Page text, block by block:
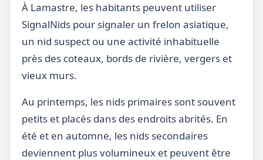
À Lamastre, les habitants peuvent utiliser
SignalNids pour signaler un frelon asiatique,
un nid suspect ou une activité inhabituelle
près des coteaux, bords de rivière, vergers et
vieux murs.
Au printemps, les nids primaires sont souvent
petits et placés dans des endroits abrités. En
été et en automne, les nids secondaires
deviennent plus volumineux et peuvent être